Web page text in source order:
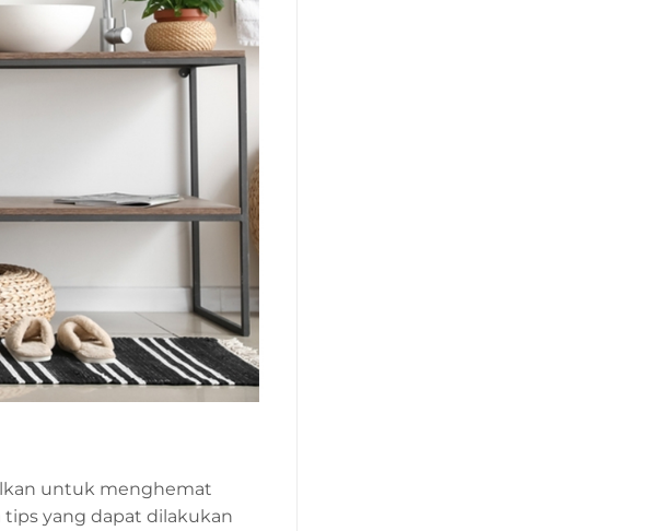
untuk menghemat
yang dapat dilakukan